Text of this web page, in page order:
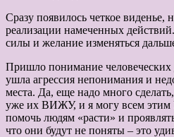
Сразу появилось четкое виденье,
реализации намеченных
силы и желание изменяться
Пришло понимание человеческих
ушла агрессия непонимания и
места. Да, еще надо много
уже их ВИЖУ, и я могу всем
помочь людям «расти» и
что они будут не поняты – это